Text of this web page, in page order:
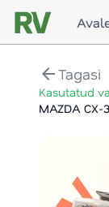
arrow_backTagasi
Kasutatud